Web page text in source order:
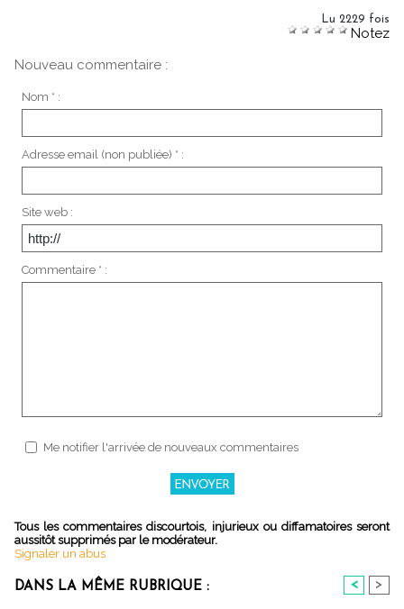
Lu 2229 fois
Notez
Nouveau commentaire :
Nom * :
Adresse email (non publiée) * :
Site web :
Commentaire * :
Me notifier l'arrivée de nouveaux commentaires
Tous les commentaires discourtois, injurieux ou diffamatoires seront
aussitôt supprimés par le modérateur.
Signaler un abus
DANS LA MÊME RUBRIQUE : < >